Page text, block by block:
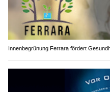
Innenbegrünung Ferrara fördert